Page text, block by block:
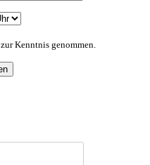
zur Kenntnis genommen.